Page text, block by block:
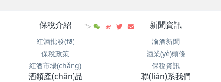
保稅介紹
紅酒批發(fā)
保稅政策
紅酒市場(chǎng)
新聞資訊
渝酒新聞
酒業(yè)頭條
保稅資訊
酒類產(chǎn)品 聯(lián)系我們
">